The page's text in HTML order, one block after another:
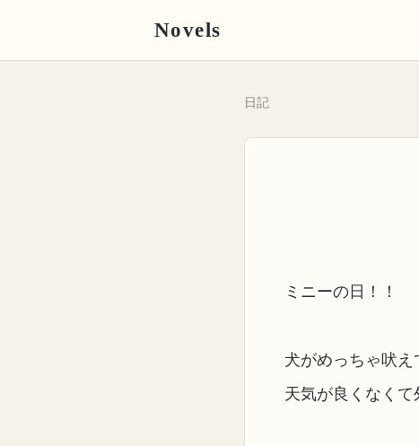
Novels
日記
ミニーの日！！
犬がめっちゃ吠え
天気が良くなく